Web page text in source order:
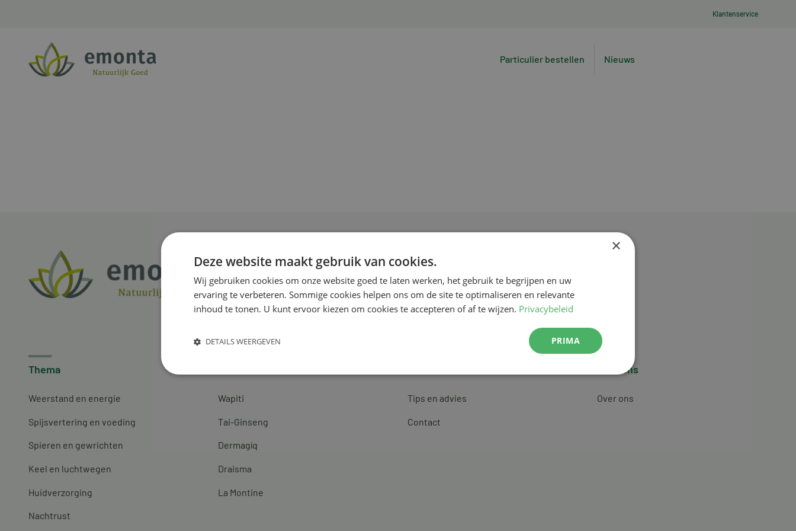
Klantenservice
Particulier bestellen Nieuws
Thema
Weerstand en energie
Spijsvertering en voeding
Spieren en gewrichten
Keel en luchtwegen
Huidverzorging
Nachtrust
Wapiti
Tai-Ginseng
Dermagíq
Draisma
La Montine
Tips en advies
Contact
Over ons
Over ons
×
Deze website maakt gebruik van cookies.
Wij gebruiken cookies om onze website goed te laten werken, het gebruik te begrijpen en uw
ervaring te verbeteren. Sommige cookies helpen ons om de site te optimaliseren en relevante
inhoud te tonen. U kunt ervoor kiezen om cookies te accepteren of af te wijzen. Privacybeleid
PRIMA
DETAILS WEERGEVEN